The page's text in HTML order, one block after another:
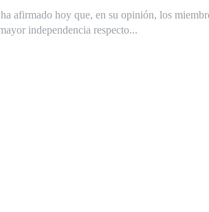
afirmado hoy que, en su opinión, los
independencia respecto...